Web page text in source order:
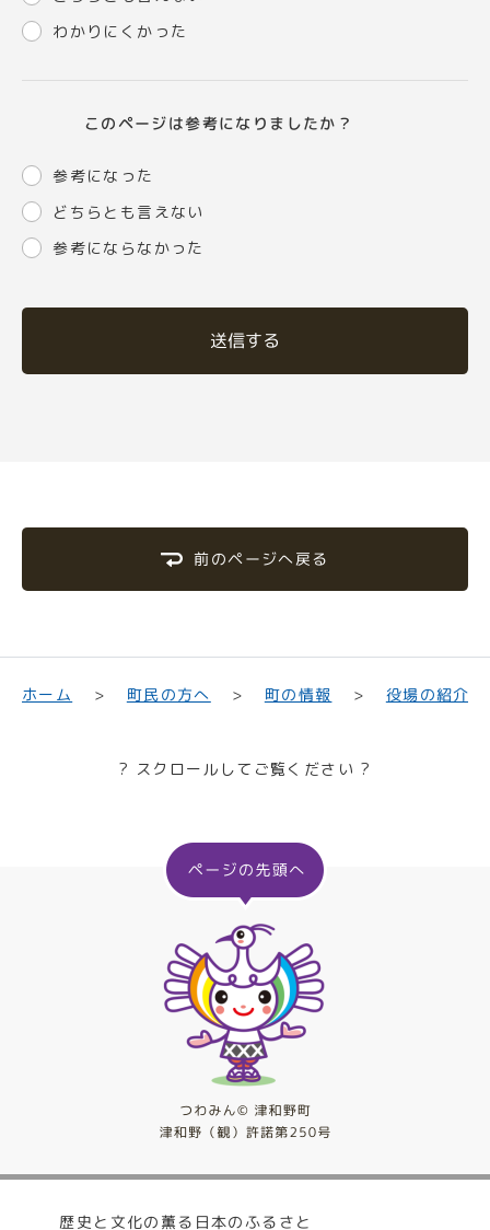
わかりにくかった
このページは参考になりましたか？
参考になった
どちらとも言えない
参考にならなかった
送信する
前のページへ戻る
ホーム 町民の方へ 町の情報 役場の紹介
? スクロールしてご覧ください ?
歴史と文化の薫る日本のふるさと